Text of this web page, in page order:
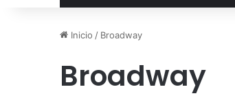
Inicio / Broadway
Broadway